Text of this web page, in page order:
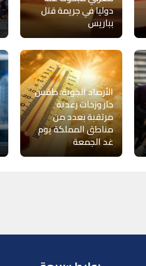
دوليا في جريمة قتل
بباريس
الأرصاد الجوية: طقس
حار وزخات رعدية
مرتقبة بعدد من
مناطق المملكة يوم
غد الجمعة